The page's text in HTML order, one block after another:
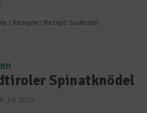
/ Rezepte / Rezept: Südtiroler
Spinatknödel
Juli 2013